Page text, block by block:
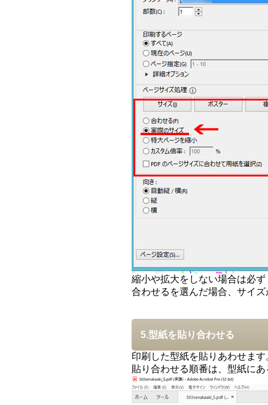
縮小や拡大をしない場合は必
合わせるを選んだ場合、サイ
5.型紙を貼り合わせる
印刷した型紙を貼りあわせます
貼り合わせる順番は、型紙に